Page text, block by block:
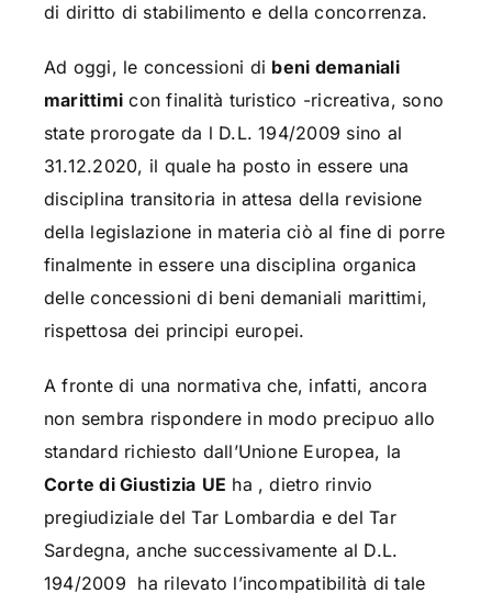
di diritto di stabilimento e della concorrenza.
Ad oggi, le concessioni di beni demaniali
marittimi con finalità turistico -ricreativa, sono
state prorogate da l D.L. 194/2009 sino al
31.12.2020, il quale ha posto in essere una
disciplina transitoria in attesa della revisione
della legislazione in materia ciò al fine di porre
finalmente in essere una disciplina organica
delle concessioni di beni demaniali marittimi,
rispettosa dei principi europei.
A fronte di una normativa che, infatti, ancora
non sembra rispondere in modo precipuo allo
standard richiesto dall’Unione Europea, la
Corte di Giustizia UE ha , dietro rinvio
pregiudiziale del Tar Lombardia e del Tar
Sardegna, anche successivamente al D.L.
194/2009 ha rilevato l’incompatibilità di tale